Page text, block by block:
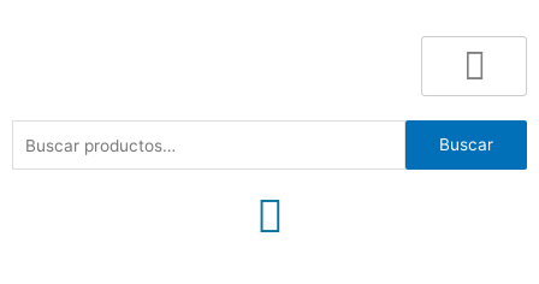
Buscar